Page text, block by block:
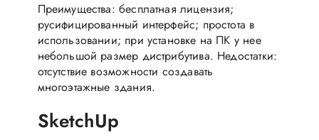
Преимущества: бесплатная лицензия;
русифицированный интерфейс; простота в
использовании; при установке на ПК у нее
небольшой размер дистрибутива. Недостатки:
отсутствие возможности создавать
многоэтажные здания.
SketchUp